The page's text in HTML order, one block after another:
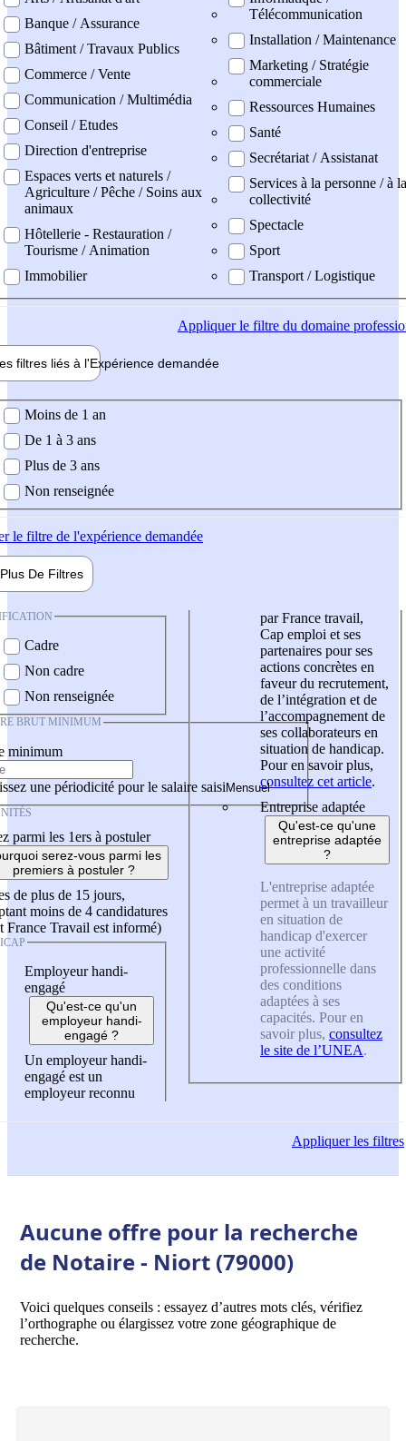
Banque / Assurance
Bâtiment / Travaux Publics
Commerce / Vente
Communication / Multimédia
Conseil / Etudes
Direction d'entreprise
Espaces verts et naturels /
Agriculture / Pêche / Soins aux
animaux
Hôtellerie - Restauration /
Tourisme / Animation
Immobilier
Télécommunication
Installation / Maintenance
Marketing / Stratégie
commerciale
Ressources Humaines
Santé
Secrétariat / Assistanat
Services à la personne / à la
collectivité
Spectacle
Sport
Transport / Logistique
Appliquerle filtre du domaine
filtres liés à l'Expérience demandée
demandée
Moins de 1 an
De 1 à 3 ans
Plus de 3 ans
Non renseignée
le filtre de l'expérience demandée
Plus De Filtres
Cadre
Non cadre
Non renseignée
BRUT MINIMUM
minimum
une périodicité pour le salaire saisi
parmi les 1ers à postuler
serez-vous parmi les
premiers à postuler ?
de plus de 15 jours,
moins de 4 candidatures
France Travail est informé)
Employeur handi-
engagé
Qu'est-ce qu'un
employeur handi-
engagé ?
Un employeur handi-
engagé est un
employeur reconnu
par France travail,
Cap emploi et ses
partenaires pour ses
actions concrètes en
faveur du recrutement,
de l’intégration et de
l’accompagnement de
ses collaborateurs en
situation de handicap.
Pour en savoir plus,
consultez cet article.
Entreprise adaptée
Qu'est-ce qu'une
entreprise adaptée
?
L'entreprise adaptée
permet à un travailleur
en situation de
handicap d'exercer
une activité
professionnelle dans
des conditions
adaptées à ses
capacités. Pour en
savoir plus, consultez
le site de l’UNEA.
Appliquerles filtres
Aucune offre pour la recherche
de Notaire - Niort (79000)
Voici quelques conseils : essayez d’autres mots clés, vérifiez
l’orthographe ou élargissez votre zone géographique de
recherche.